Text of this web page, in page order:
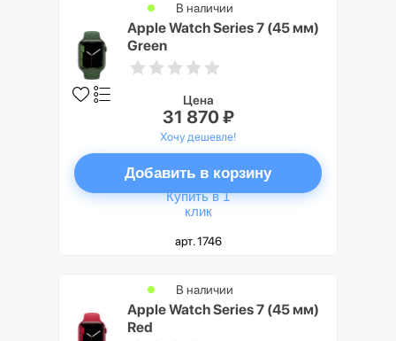
Apple Watch Series 7 (45 мм)
Green
В наличии
Цена
31 870 ₽
Хочу дешевле!
Добавить в корзину
Купить в 1
клик
арт. 1746
Apple Watch Series 7 (45 мм)
Red
В наличии